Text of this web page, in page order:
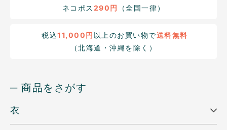
ネコポス 290円 （全国一律）
税込11,000円 以上のお買い物で送料無料
（北海道・沖縄を除く）
─ 商品をさがす
衣